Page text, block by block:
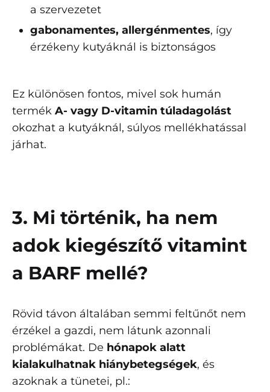
a szervezetet
gabonamentes, allergénmentes, így
érzékeny kutyáknál is biztonságos
Ez különösen fontos, mivel sok humán
termék A- vagy D-vitamin túladagolást
okozhat a kutyáknál, súlyos mellékhatással
járhat.
3. Mi történik, ha nem
adok kiegészítő vitamint
a BARF mellé?
Rövid távon általában semmi feltűnőt nem
érzékel a gazdi, nem látunk azonnali
problémákat. De hónapok alatt
kialakulhatnak hiánybetegségek, és
azoknak a tünetei, pl.: